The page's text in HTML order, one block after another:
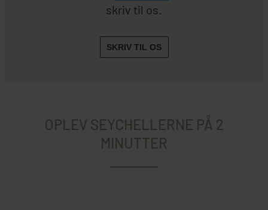
skriv til os.
SKRIV TIL OS
OPLEV SEYCHELLERNE PÅ 2
MINUTTER